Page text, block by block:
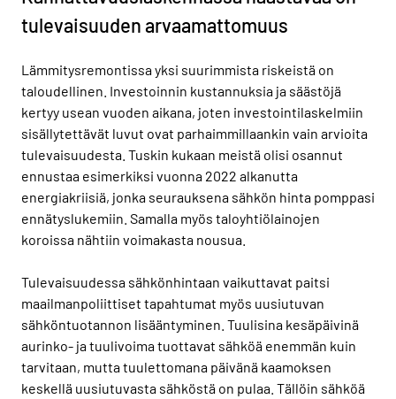
tulevaisuuden arvaamattomuus
Lämmitysremontissa yksi suurimmista riskeistä on
taloudellinen. Investoinnin kustannuksia ja säästöjä
kertyy usean vuoden aikana, joten investointilaskelmiin
sisällytettävät luvut ovat parhaimmillaankin vain arvioita
tulevaisuudesta. Tuskin kukaan meistä olisi osannut
ennustaa esimerkiksi vuonna 2022 alkanutta
energiakriisiä, jonka seurauksena sähkön hinta pomppasi
ennätyslukemiin. Samalla myös taloyhtiölainojen
koroissa nähtiin voimakasta nousua.
Tulevaisuudessa sähkönhintaan vaikuttavat paitsi
maailmanpoliittiset tapahtumat myös uusiutuvan
sähköntuotannon lisääntyminen. Tuulisina kesäpäivinä
aurinko- ja tuulivoima tuottavat sähköä enemmän kuin
tarvitaan, mutta tuulettomana päivänä kaamoksen
keskellä uusiutuvasta sähköstä on pulaa. Tällöin sähköä